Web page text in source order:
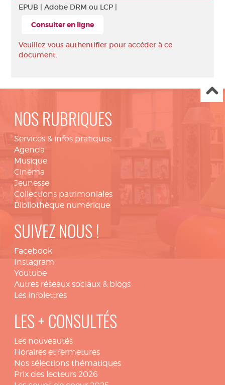
EPUB | Adobe DRM ou LCP |
Consulter en ligne
Veuillez vous authentifier pour accéder à ce
document.
NOS RUBRIQUES
Services & infos pratiques
Agenda
Musique
Cinéma
Jeunesse
Collections patrimoniales
Bibliothèque numérique
SUIVEZ NOUS !
Facebook
Instagram
Youtube
Autres réseaux sociaux & blogs
Les infolettres
LES + CONSULTÉS
Les nouveautés
Horaires et fermetures
Nos sélections thématiques
Prix des lecteurs 2026